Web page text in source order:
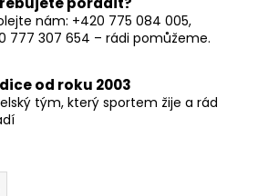
nám: +420 775 084 005,
777 307 654 – rádi pomůžeme.
od roku 2003
tým, který sportem žije a rád